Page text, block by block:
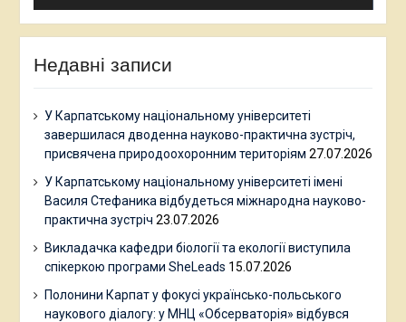
Недавні записи
У Карпатському національному університеті
завершилася дводенна науково-практична зустріч,
присвячена природоохоронним територіям 27.07.2026
У Карпатському національному університеті імені
Василя Стефаника відбудеться міжнародна науково-
практична зустріч 23.07.2026
Викладачка кафедри біології та екології виступила
спікеркою програми SheLeads 15.07.2026
Полонини Карпат у фокусі українсько-польського
наукового діалогу: у МНЦ «Обсерваторія» відбувся